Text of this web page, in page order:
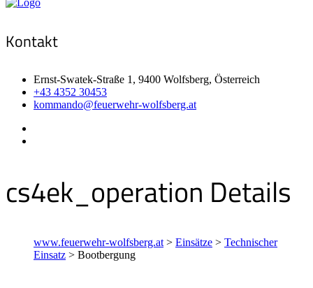
Kontakt
Ernst-Swatek-Straße 1, 9400 Wolfsberg, Österreich
+43 4352 30453
kommando@feuerwehr-wolfsberg.at
cs4ek_operation Details
www.feuerwehr-wolfsberg.at > Einsätze > Technischer
Einsatz > Bootbergung